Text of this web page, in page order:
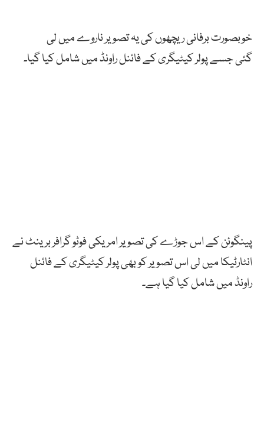
خوبصورتبرفانیریچھوںکییہتصویرناروےمیںلی
گئیجسےپولرکیٹیگریکےفائنلراونڈمیںشاملکیاگیا۔
پینگوئنکےاسجوڑےکیتصویرامریکیفوٹوگرافربرینٹنے
انٹارٹیکامیںلیاستصویرکوبھیپولرکیٹیگریکےفائنل
راونڈمیںشاملکیاگیا ہے۔